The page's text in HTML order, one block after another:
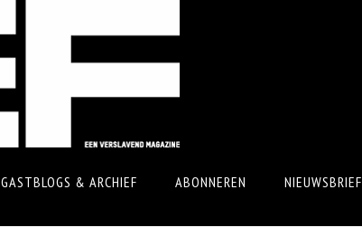
GASTBLOGS & ARCHIEF ABONNEREN NIEUWSBRIEF